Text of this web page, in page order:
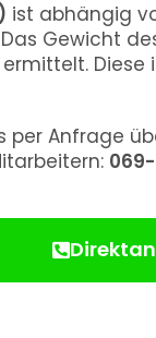
ist abhängig
Gewicht
Diese
per Anfrage